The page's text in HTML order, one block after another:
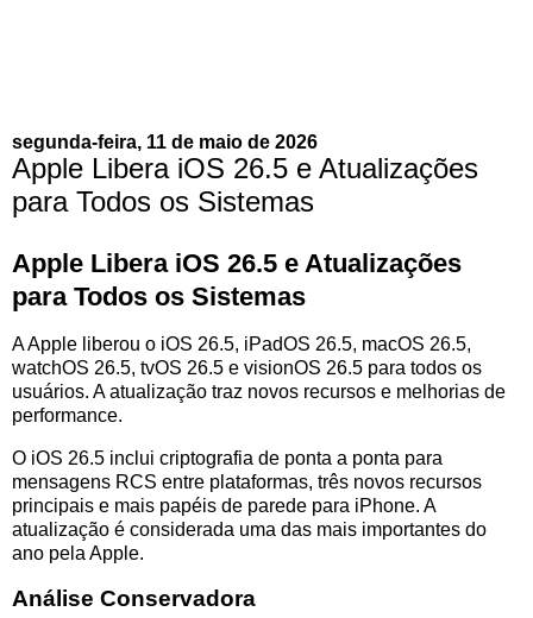
segunda-feira, 11 de maio de 2026
Apple Libera iOS 26.5 e Atualizações
para Todos os Sistemas
Apple Libera iOS 26.5 e Atualizações
para Todos os Sistemas
A Apple liberou o iOS 26.5, iPadOS 26.5, macOS 26.5,
watchOS 26.5, tvOS 26.5 e visionOS 26.5 para todos os
usuários. A atualização traz novos recursos e melhorias de
performance.
O iOS 26.5 inclui criptografia de ponta a ponta para
mensagens RCS entre plataformas, três novos recursos
principais e mais papéis de parede para iPhone. A
atualização é considerada uma das mais importantes do
ano pela Apple.
Análise Conservadora